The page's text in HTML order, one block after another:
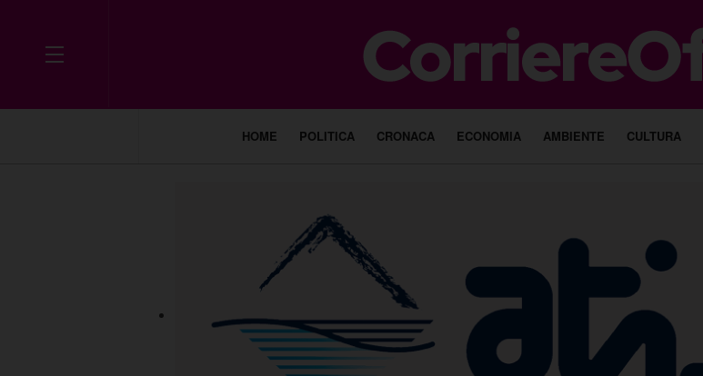
HOME POLITICA CRONACA ECONOMIA AMBIENTE CULTURA